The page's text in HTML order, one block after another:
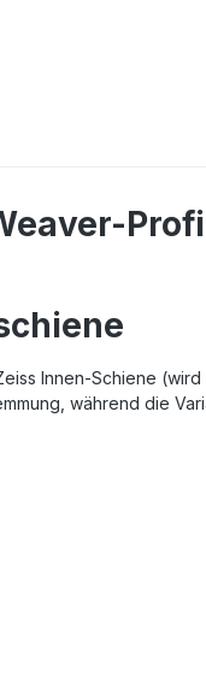
Innen-Schiene
während die